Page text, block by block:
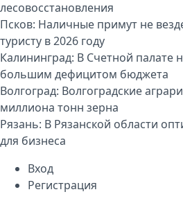
лесовосстановления
Псков: Наличные примут не
туристу в 2026 году
Калининград: В Счетной палате
большим дефицитом бюджета
Волгоград: Волгоградские
миллиона тонн зерна
Рязань: В Рязанской области
для бизнеса
Вход
Регистрация